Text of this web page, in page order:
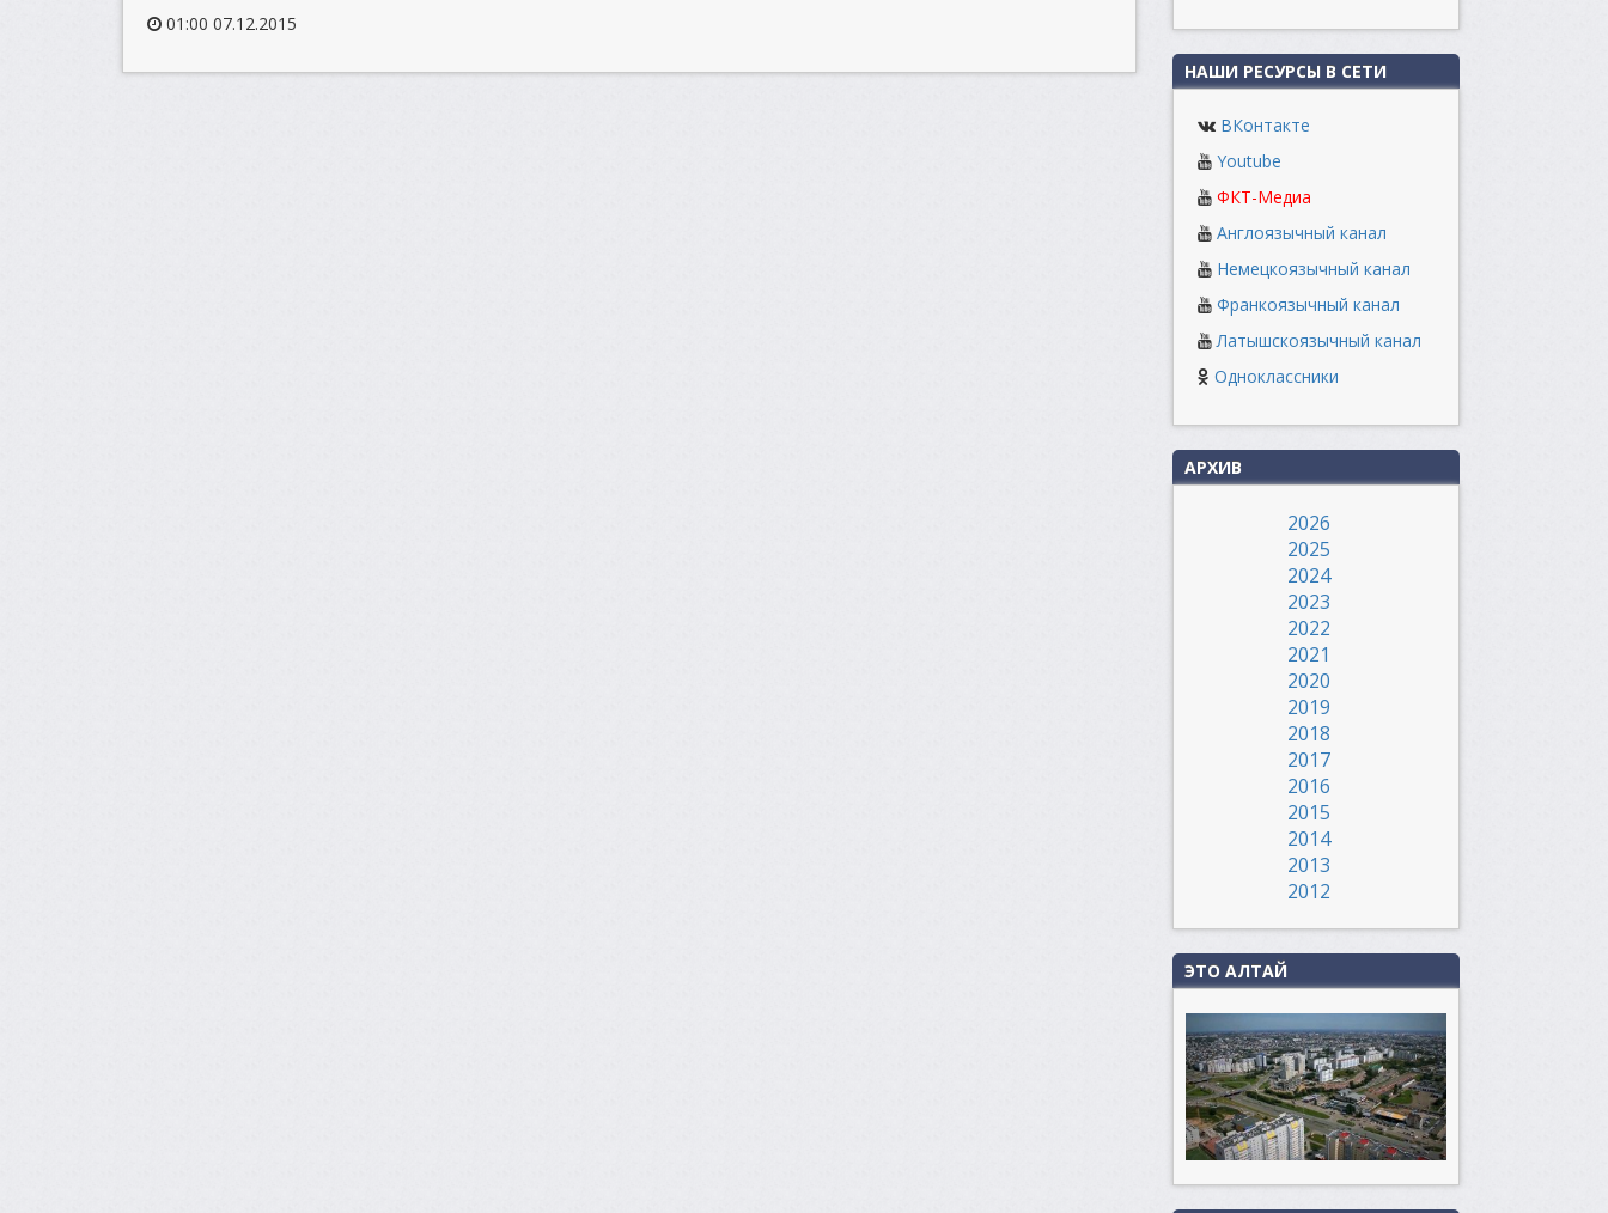
01:00 07.12.2015
НАШИ РЕСУРСЫ В СЕТИ
ВКонтакте
Youtube
ФКТ-Медиа
Англоязычный канал
Немецкоязычный канал
Франкоязычный канал
Латышскоязычный канал
Одноклассники
АРХИВ
2026
2025
2024
2023
2022
2021
2020
2019
2018
2017
2016
2015
2014
2013
2012
ЭТО АЛТАЙ